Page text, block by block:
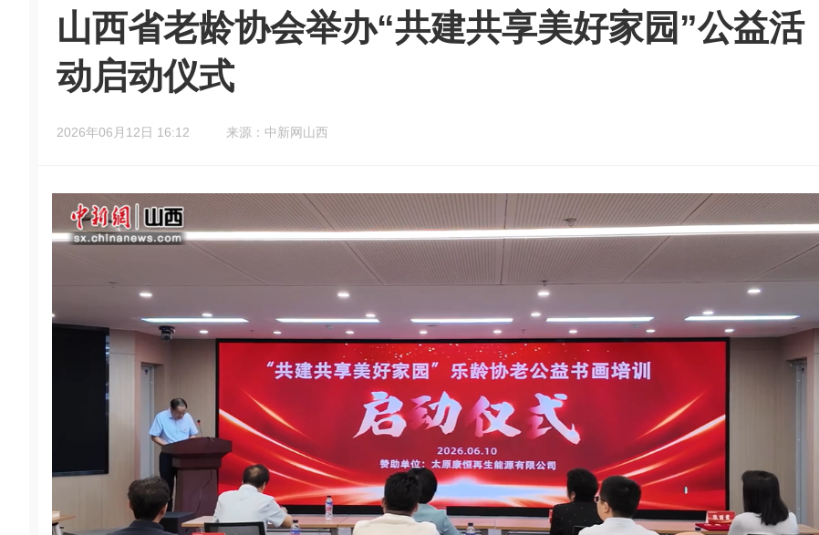
山西省老龄协会举办“共建共享美好家园”公益活
动启动仪式
2026年06月12日 16:12 来源：中新网山西